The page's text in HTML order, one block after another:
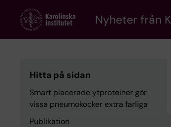
content
Nyheter från
Hitta på sidan
Smart placerade ytproteiner gör
vissa pneumokocker extra farliga
Publikation